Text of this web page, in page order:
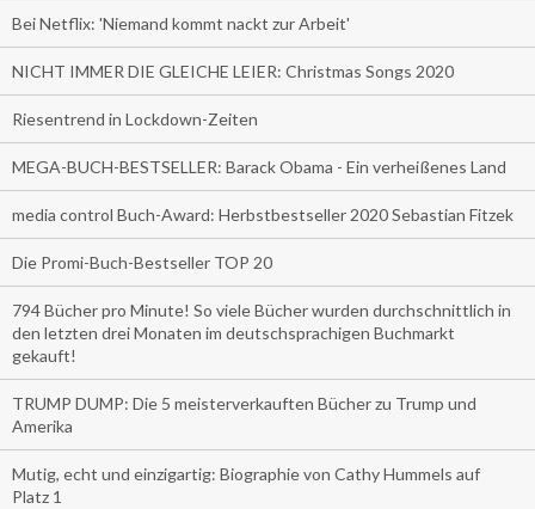
Bei Netflix: 'Niemand kommt nackt zur Arbeit'
NICHT IMMER DIE GLEICHE LEIER: Christmas Songs 2020
Riesentrend in Lockdown-Zeiten
MEGA-BUCH-BESTSELLER: Barack Obama - Ein verheißenes Land
media control Buch-Award: Herbstbestseller 2020 Sebastian Fitzek
Die Promi-Buch-Bestseller TOP 20
794 Bücher pro Minute! So viele Bücher wurden durchschnittlich in
den letzten drei Monaten im deutschsprachigen Buchmarkt
gekauft!
TRUMP DUMP: Die 5 meisterverkauften Bücher zu Trump und
Amerika
Mutig, echt und einzigartig: Biographie von Cathy Hummels auf
Platz 1